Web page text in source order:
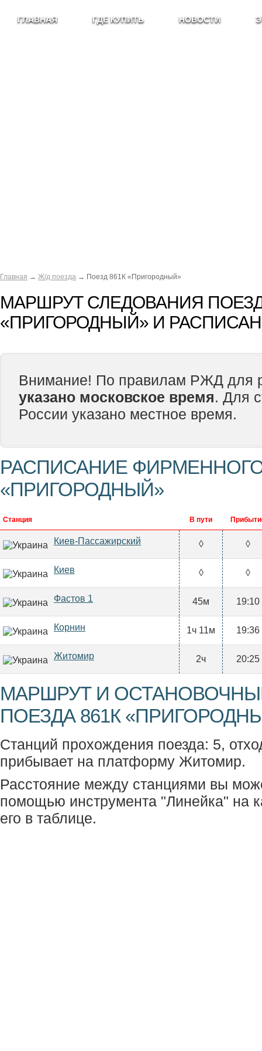
ГЛАВНАЯ ГДЕ КУПИТЬ НОВОСТИ
Главная → Ж/д поезда → Поезд 861К «Пригородный»
МАРШРУТ СЛЕДОВАНИЯ
«ПРИГОРОДНЫЙ» И
Внимание! По правилам РЖД для
указано московское время. Для
России указано местное время.
РАСПИСАНИЕ ФИРМЕННОГО
«ПРИГОРОДНЫЙ»
Станция В пути
Киев-Пассажирский ◊ ◊
Киев ◊ ◊
Фастов 1 45м 19:10
Корнин 1ч 11м 19:36
Житомир 2ч 20:25
МАРШРУТ И
ПОЕЗДА 861К
Станций прохождения поезда: 5,
прибывает на платформу Житомир.
Расстояние между станциями вы
помощью инструмента "Линейка" на
его в таблице.